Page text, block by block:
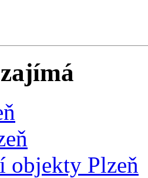
objekty Plzeň